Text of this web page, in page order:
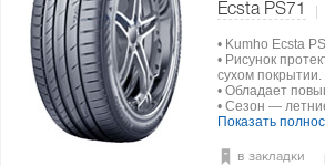
Ecsta PS71
• Kumho Ecsta
• Рисунок
сухом покрытии.
• Обладает
• Сезон —
Показать
в закладки